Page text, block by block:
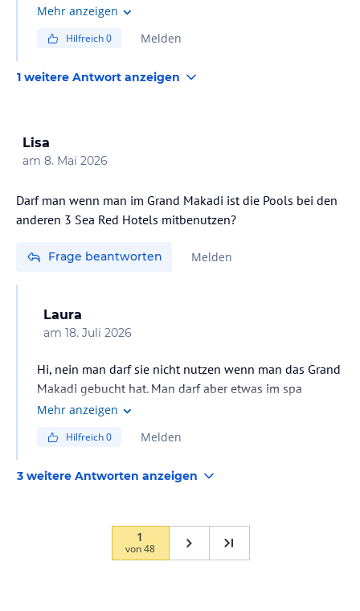
schon.
Mehr anzeigen
Hilfreich0 Melden
1 weitere Antwort anzeigen
Lisa
am 8. Mai 2026
Darf man wenn man im Grand Makadi ist die Pools bei den
anderen 3 Sea Red Hotels mitbenutzen?
Frage beantworten Melden
Laura
am 18. Juli 2026
Hi, nein man darf sie nicht nutzen wenn man das Grand
Makadi gebucht hat. Man darf aber etwas im spa
Bereich des makadi spa buchen
Mehr anzeigen
Hilfreich0 Melden
3 weitere Antworten anzeigen
1
von48